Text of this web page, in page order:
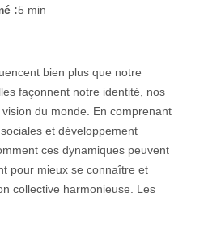
:5 min
bien plus que notre
façonnent notre identité, nos
du monde. En comprenant
et développement
ces dynamiques peuvent
pour mieux se connaître et
collective harmonieuse. Les